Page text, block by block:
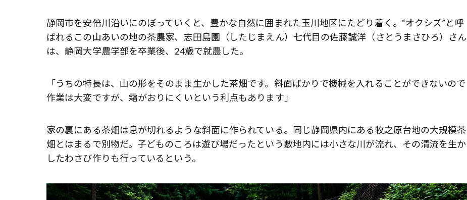
静岡市を安倍川沿いにのぼっていくと、豊かな自然に囲まれた玉川地区にたどり着く。“オクシズ”と呼
ばれるこの山あいの地の茶農家、志田島園（したじまえん）七代目の佐藤誠洋（さとうまさひろ）さん
は、静岡大学農学部を卒業後、24歳で就農した。
「うちの特長は、山の形をそのまま生かした茶畑です。斜面ばかりで機械を入れることができないので
作業は大変ですが、霜がおりにくいという利点もあります」
家の裏にある茶畑は息が切れるような斜面に作られている。同じ静岡県内にある牧之原台地の大規模茶
畑とはまるで別物だ。子どものころは遊び場だったという敷地内には小さな川が流れ、その清流を生か
したわさび作りも行っているという。